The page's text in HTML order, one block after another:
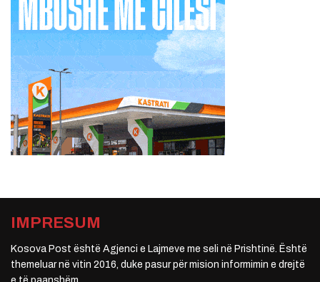
IMPRESUM
Kosova Post është Agjenci e Lajmeve me seli në Prishtinë. Është
themeluar në vitin 2016, duke pasur për mision informimin e drejtë